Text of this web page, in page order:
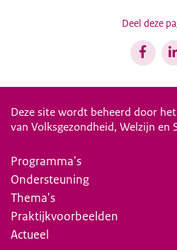
Deel deze
Deze site wordt beheerd door
van Volksgezondheid, Welzijn en
Programma's
Ondersteuning
Thema's
Praktijkvoorbeelden
Actueel